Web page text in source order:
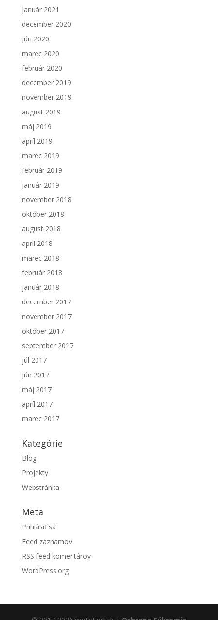
január 2021
december 2020
jún 2020
marec 2020
február 2020
december 2019
november 2019
august 2019
máj 2019
apríl 2019
marec 2019
február 2019
január 2019
november 2018
október 2018
august 2018
apríl 2018
marec 2018
február 2018
január 2018
december 2017
november 2017
október 2017
september 2017
júl 2017
jún 2017
máj 2017
apríl 2017
marec 2017
Kategórie
Blog
Projekty
Webstránka
Meta
Prihlásiť sa
Feed záznamov
RSS feed komentárov
WordPress.org